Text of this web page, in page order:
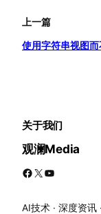
上一篇
使用字符串视图
关于我们
观澜Media
Facebook X YouTube
AI技术 · 深度资